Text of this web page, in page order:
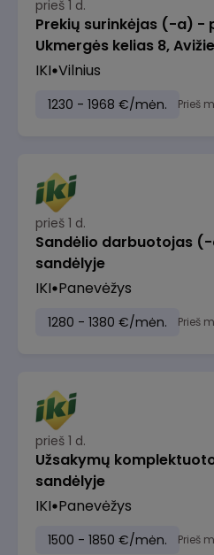
prieš 1 d.
Prekių surinkėjas (-a) -
Ukmergės kelias 8,
IKI Vilnius
1230 - 1968 €/mėn. Prieš
prieš 1 d.
Sandėlio darbuotojas
sandėlyje
IKI Panevėžys
1280 - 1380 €/mėn. Prieš
prieš 1 d.
Užsakymų
sandėlyje
IKI Panevėžys
1500 - 1850 €/mėn. Prieš